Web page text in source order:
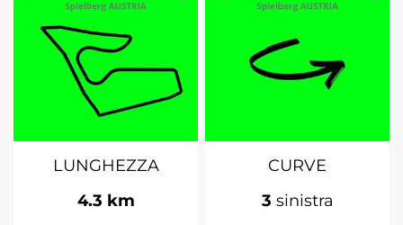
LUNGHEZZA
4.3 km
CURVE
3 sinistra